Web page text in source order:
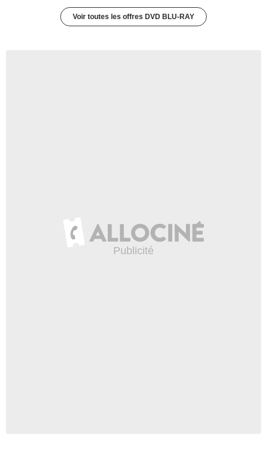
Voir toutes les offres DVD BLU-RAY